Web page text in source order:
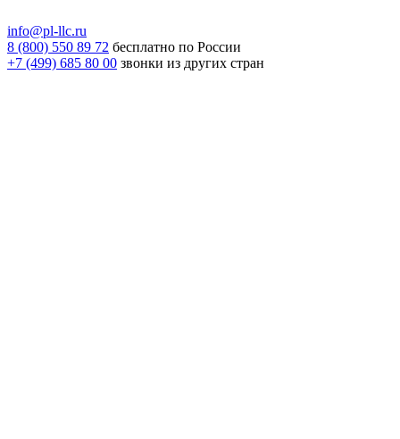
info@pl-llc.ru
8 (800) 550 89 72 бесплатно по России
+7 (499) 685 80 00 звонки из других стран